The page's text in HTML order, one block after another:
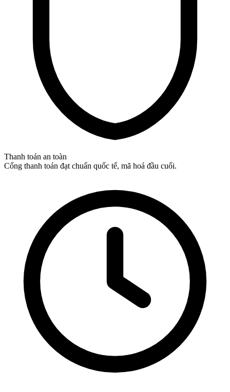
Thanh toán an toàn
Cổng thanh toán đạt chuẩn quốc tế, mã hoá đầu cuối.